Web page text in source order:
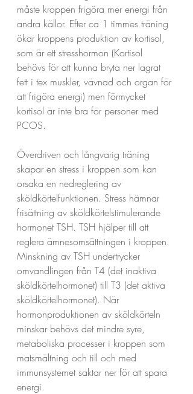
måste kroppen frigöra mer energi från
andra källor. Efter ca 1 timmes träning
ökar kroppens produktion av kortisol,
som är ett stresshormon (Kortisol
behövs för att kunna bryta ner lagrat
fett i tex muskler, vävnad och organ för
att frigöra energi) men förmycket
kortisol är inte bra för personer med
PCOS.
Överdriven och långvarig träning
skapar en stress i kroppen som kan
orsaka en nedreglering av
sköldkörtelfunktionen. Stress hämnar
frisättning av sköldkörtelstimulerande
hormonet TSH. TSH hjälper till att
reglera ämnesomsättningen i kroppen.
Minskning av TSH undertrycker
omvandlingen från T4 (det inaktiva
sköldkörtelhormonet) till T3 (det aktiva
sköldkörtelhormonet). När
hormonproduktionen av sköldkörteln
minskar behövs det mindre syre,
metaboliska processer i kroppen som
matsmältning och till och med
immunsystemet saktar ner för att spara
energi.